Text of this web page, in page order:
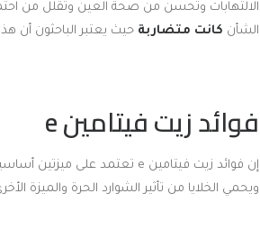
الالتهابات وتحسن من صحة العين وتقلل من
الشأن كانت متضاربة حيث يعتبر الباحثون أن
فوائد زيت فيتامين e
إن فوائد زيت فيتامين e تعتمد على ميزتين أساسيتين فيه وهما عمله
ويحمي الخلايا من تأثير الشوارد الحرة والميزة